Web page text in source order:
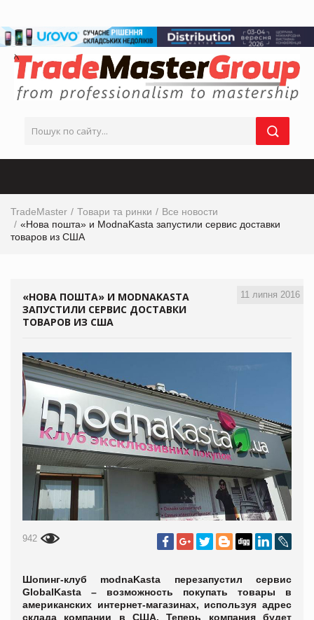
TradeMaster Товари та ринки
Все новости
«Нова пошта» и МodnaKasta запустили сервис доставки
товаров из США
11 липня 2016
«НОВА ПОШТА» И МODNAKASTA
ЗАПУСТИЛИ СЕРВИС ДОСТАВКИ
ТОВАРОВ ИЗ США
942
Шопинг-клуб modnaKasta перезапустил сервис
GlobalKasta – возможность покупать товары в
американских интернет-магазинах, используя адрес
склада компании в США. Теперь компания будет